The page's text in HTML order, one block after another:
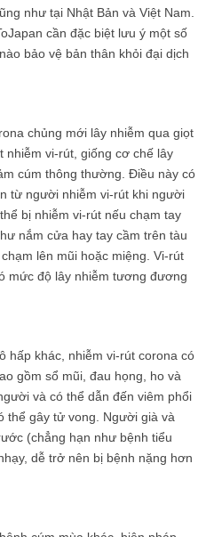
như tại Nhật Bản và Việt Nam.
cần đặc biệt lưu ý một số
bảo vệ bản thân khỏi đại dịch
chủng mới lây nhiễm qua giọt
nhiễm vi-rút, giống cơ chế lây
cúm thông thường. Điều này có
từ người nhiễm vi-rút khi người
bị nhiễm vi-rút nếu chạm tay
nắm cửa hay tay cầm trên tàu
lên mũi hoặc miệng. Vi-rút
mức độ lây nhiễm tương đương
hấp khác, nhiễm vi-rút corona có
gồm sổ mũi, đau họng, ho và
và có thể dẫn đến viêm phổi
thể gây tử vong. Người già và
(chẳng hạn như bệnh tiểu
dễ trở nên bị bệnh nặng hơn